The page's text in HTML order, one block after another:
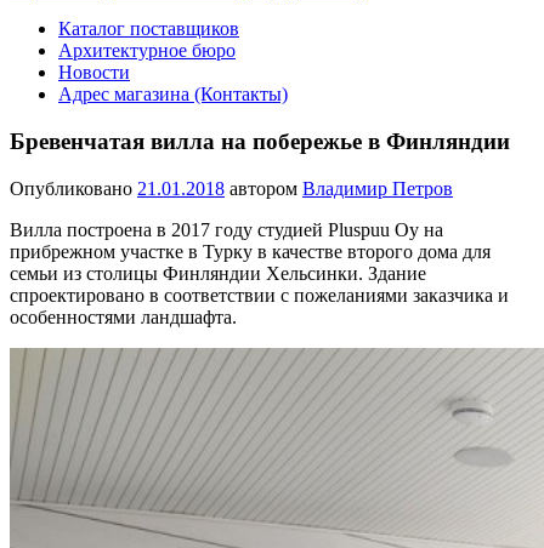
Каталог поставщиков
Архитектурное бюро
Новости
Адрес магазина (Контакты)
Бревенчатая вилла на побережье в Финляндии
Опубликовано 21.01.2018 автором Владимир Петров
Вилла построена в 2017 году студией Pluspuu Oy на
прибрежном участке в Турку в качестве второго дома для
семьи из столицы Финляндии Хельсинки. Здание
спроектировано в соответствии с пожеланиями заказчика и
особенностями ландшафта.